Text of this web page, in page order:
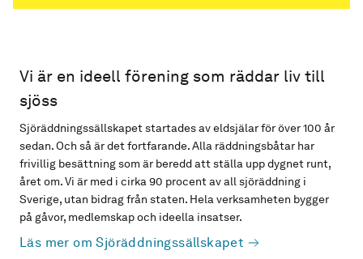
Vi är en ideell förening som räddar liv till
sjöss
Sjöräddningssällskapet startades av eldsjälar för över 100 år
sedan. Och så är det fortfarande. Alla räddningsbåtar har
frivillig besättning som är beredd att ställa upp dygnet runt,
året om. Vi är med i cirka 90 procent av all sjöräddning i
Sverige, utan bidrag från staten. Hela verksamheten bygger
på gåvor, medlemskap och ideella insatser.
Läs mer om Sjöräddningssällskapet